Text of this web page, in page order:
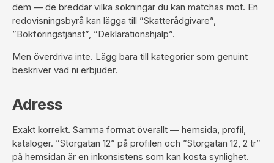
dem — de breddar vilka sökningar du kan matchas mot. En
redovisningsbyrå kan lägga till ”Skatterådgivare”,
”Bokföringstjänst”, ”Deklarationshjälp”.
Men överdriva inte. Lägg bara till kategorier som genuint
beskriver vad ni erbjuder.
Adress
Exakt korrekt. Samma format överallt — hemsida, profil,
kataloger. ”Storgatan 12” på profilen och ”Storgatan 12, 2 tr”
på hemsidan är en inkonsistens som kan kosta synlighet.